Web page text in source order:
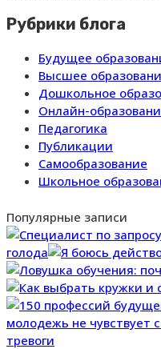
Рубрики блога
Будущее
Высшее
Дошкольное
Онлайн-
Педагогика
Публикации
Самообразование
Школьное
Популярные записи
голода
молодежь не чувствует
тревоги